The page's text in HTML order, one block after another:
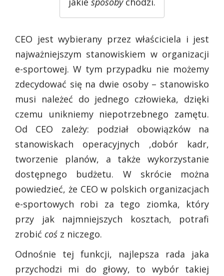
CEO jest wybierany przez właściciela i jest
najważniejszym stanowiskiem w organizacji
e-sportowej. W tym przypadku nie możemy
zdecydować się na dwie osoby – stanowisko
musi należeć do jednego człowieka, dzięki
czemu unikniemy niepotrzebnego zamętu.
Od CEO zależy: podział obowiązków na
stanowiskach operacyjnych ,dobór kadr,
tworzenie planów, a także wykorzystanie
dostępnego budżetu. W skrócie można
powiedzieć, że CEO w polskich organizacjach
e-sportowych robi za tego ziomka, który
przy jak najmniejszych kosztach, potrafi
zrobić coś z niczego.
Odnośnie tej funkcji, najlepsza rada jaka
przychodzi mi do głowy, to wybór takiej